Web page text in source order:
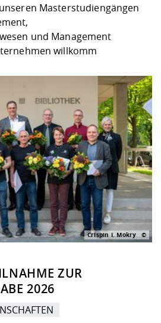
Masterstudiengängen
und Management
willkomm
ZUR
2026
Crispin I. Mokry